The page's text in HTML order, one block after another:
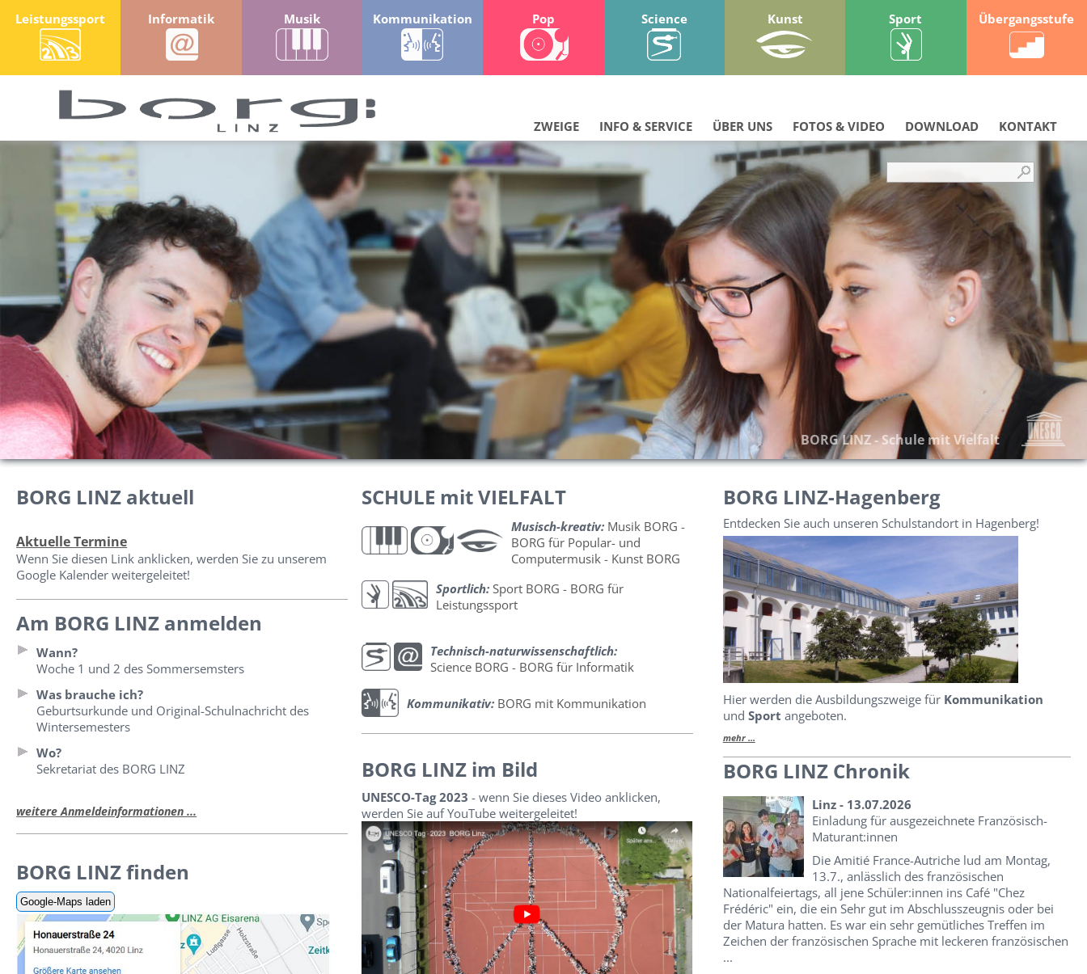
Leistungssport Informatik Musik Kommunikation Pop Science Kunst Sport Übergangsstufe
BORG LINZ - Schule mit Vielfalt
KONTAKT
DOWNLOAD
FOTOS & VIDEO
ÜBER UNS
INFO & SERVICE
ZWEIGE
BORG LINZ aktuell
Aktuelle Termine
Wenn Sie diesen Link anklicken, werden Sie zu unserem
Google Kalender weitergeleitet!
Am BORG LINZ anmelden
Wann?
Woche 1 und 2 des Sommersemsters
Was brauche ich?
Geburtsurkunde und Original-Schulnachricht des
Wintersemesters
Wo?
Sekretariat des BORG LINZ
weitere Anmeldeinformationen ...
BORG LINZ finden
Google-Maps laden
SCHULE mit VIELFALT
Musisch-kreativ: Musik BORG-
BORG für Popular- und
Computermusik - Kunst BORG
Sportlich: Sport BORG - BORG für
Leistungssport
Technisch-naturwissenschaftlich:
Science BORG - BORG für Informatik
Kommunikativ: BORG mit Kommunikation
BORG LINZ im Bild
UNESCO-Tag 2023 - wenn Sie dieses Video anklicken,
werden Sie auf YouTube weitergeleitet!
BORG LINZ-Hagenberg
Entdecken Sie auch unseren Schulstandort in Hagenberg!
Hier werden die Ausbildungszweige für Kommunikation
und Sport angeboten.
mehr ...
BORG LINZ Chronik
Linz - 13.07.2026
Einladung für ausgezeichnete Französisch-
Maturant:innen
Die Amitié France-Autriche lud am Montag,
13.7., anlässlich des französischen
Nationalfeiertags, all jene Schüler:innen ins Café "Chez
Frédéric" ein, die ein Sehr gut im Abschlusszeugnis oder bei
der Matura hatten. Es war ein sehr gemütliches Treffen im
Zeichen der französischen Sprache mit leckeren französischen
...